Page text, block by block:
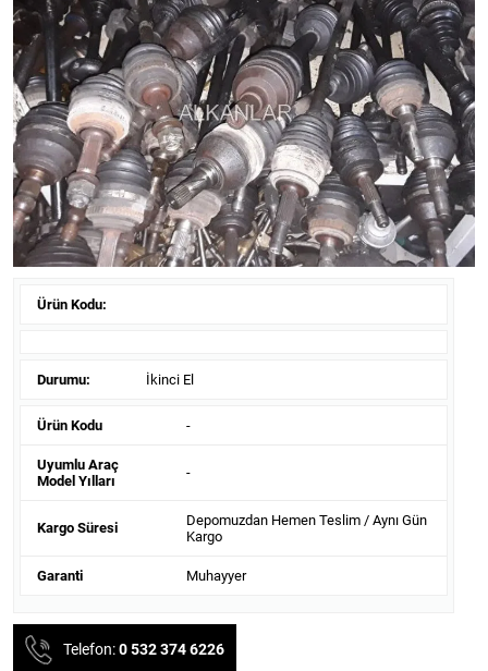
Ürün Kodu:
Durumu: İkinci El
Ürün Kodu -
Uyumlu Araç
Model Yılları
-
Kargo Süresi
Depomuzdan Hemen Teslim / Aynı Gün
Kargo
Garanti Muhayyer
Telefon:0 532 374 6226